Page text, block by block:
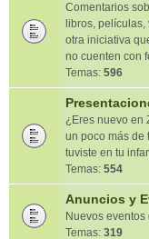
Comentarios
libros,
otra iniciativa
no cuenten con
Temas: 596
¿Eres nuevo en
un poco más de
tuviste en tu
Temas: 554
Anuncios y
Nuevos
Temas: 319